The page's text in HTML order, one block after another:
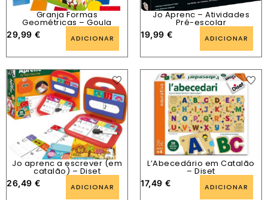
Granja Formas
Geométricas – Goula
29,99 € ADICIONAR
Jo Aprenc – Atividades
Pré-escolar
19,99 € ADICIONAR
Jo aprenc a escrever (em
catalão) – Diset
26,49 € ADICIONAR
L’Abecedário em Catalão
– Diset
17,49 € ADICIONAR